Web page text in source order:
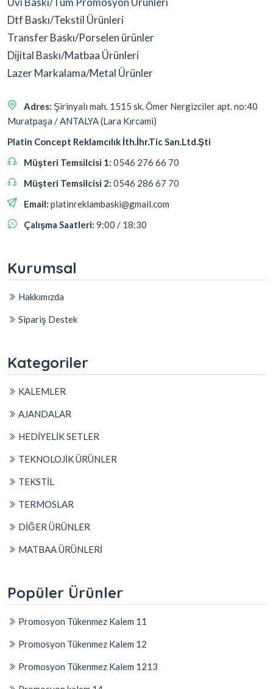
Dtf Baskı/Tekstil Ürünleri
Transfer Baskı/Porselen ürünler
Dijital Baskı/Matbaa Ürünleri
Lazer Markalama/Metal Ürünler
Adres: Şirinyalı mah. 1515 sk. Ömer Nergizciler apt. no:40
Muratpaşa / ANTALYA (Lara Kırcami)
Platin Concept Reklamcılık İth.İhr.Tic San.Ltd.Şti
Müşteri Temsilcisi 1: 0546 276 66 70
Müşteri Temsilcisi 2: 0546 286 67 70
Email: platinreklambaski@gmail.com
Çalışma Saatleri: 9:00 / 18:30
Kurumsal
Hakkımızda
Sipariş Destek
Kategoriler
KALEMLER
AJANDALAR
HEDİYELİK SETLER
TEKNOLOJİK ÜRÜNLER
TEKSTİL
TERMOSLAR
DİĞER ÜRÜNLER
MATBAA ÜRÜNLERİ
Popüler Ürünler
Promosyon Tükenmez Kalem 11
Promosyon Tükenmez Kalem 12
Promosyon Tükenmez Kalem 1213